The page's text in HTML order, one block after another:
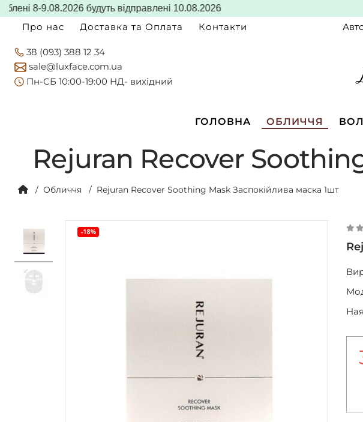
8-9.08.2026 будуть відправлені 10.08.2026
Про нас Доставка та Оплата Контакти
38 (093) 388 12 34
sale@luxface.com.ua
Пн-CБ 10:00-19:00 НД- вихідний
ГОЛОВНА ОБЛИЧЧЯ
Rejuran Recover
Обличчя Rejuran Recover Soothing Mask Заспокійлива маска 1шт
-18%